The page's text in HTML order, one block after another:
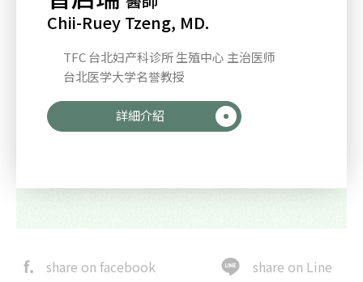
Chii-Ruey Tzeng, MD.
TFC 台北妇产科诊所 生殖中心 主治医师
台北医学大学名誉教授
詳細介紹
share on facebook share on Line